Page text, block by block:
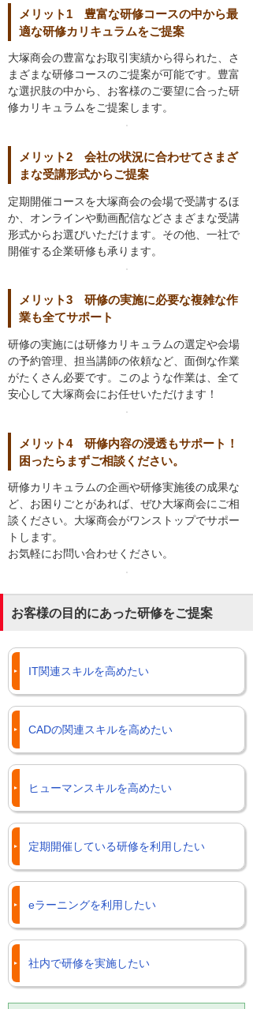
メリット1 豊富な研修コースの中から最
適な研修カリキュラムをご提案
大塚商会の豊富なお取引実績から得られた、さ
まざまな研修コースのご提案が可能です。豊富
な選択肢の中から、お客様のご要望に合った研
修カリキュラムをご提案します。
メリット2 会社の状況に合わせてさまざ
まな受講形式からご提案
定期開催コースを大塚商会の会場で受講するほ
か、オンラインや動画配信などさまざまな受講
形式からお選びいただけます。その他、一社で
開催する企業研修も承ります。
メリット3 研修の実施に必要な複雑な作
業も全てサポート
研修の実施には研修カリキュラムの選定や会場
の予約管理、担当講師の依頼など、面倒な作業
がたくさん必要です。このような作業は、全て
安心して大塚商会にお任せいただけます！
メリット4 研修内容の浸透もサポート！
困ったらまずご相談ください。
研修カリキュラムの企画や研修実施後の成果な
ど、お困りごとがあれば、ぜひ大塚商会にご相
談ください。大塚商会がワンストップでサポー
トします。
お気軽にお問い合わせください。
お客様の目的にあった研修をご提案
IT関連スキルを高めたい
CADの関連スキルを高めたい
ヒューマンスキルを高めたい
定期開催している研修を利用したい
eラーニングを利用したい
社内で研修を実施したい